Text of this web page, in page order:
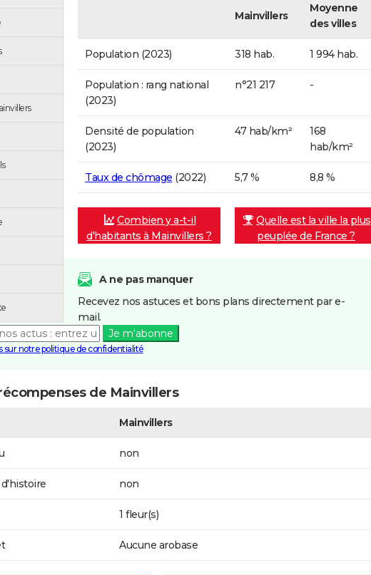
Mainvillers
Moyenne
des villes
Population (2023) 318 hab. 1 994 hab.
Population : rang national
(2023)
n°21 217 -
Densité de population
(2023)
47 hab/km²
168
hab/km²
Taux de chômage (2022) 5,7 % 8,8 %
Combien y a-t-il
d'habitants à Mainvillers ?
Quelle est la ville la plus
peuplée de France ?
A ne pas manquer
Recevez nos astuces et bons plans directement par e-
mail.
Je m'abonne
sur notre politique de confidentialité
de Mainvillers
Mainvillers
non
non
1 fleur(s)
Aucune arobase